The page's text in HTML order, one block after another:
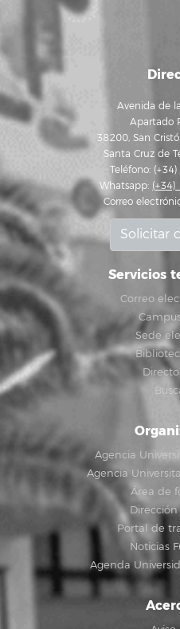
Avenida de
Apartado
38200, San
Santa Cruz de
Teléfono:
Whatsapp:
Correo
Solicitar
Servicios
Correo
Sede
Agencia
Agencia
Área de
Portal de
Noticias
Agenda